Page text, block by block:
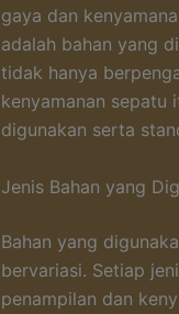
gaya dan
adalah bahan yang
tidak hanya
kenyamanan sepatu
digunakan serta
Jenis Bahan yang
Bahan yang
bervariasi. Setiap
penampilan dan